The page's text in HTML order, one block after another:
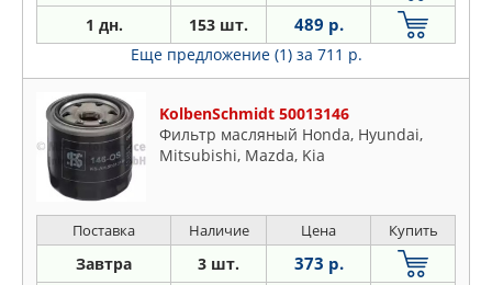
1 дн. 153 шт. 489 р.
Еще предложение (1) за 711 р.
KolbenSchmidt 50013146
Фильтр масляный Honda, Hyundai,
Mitsubishi, Mazda, Kia
Поставка Наличие Цена Купить
Завтра 3 шт. 373 р.